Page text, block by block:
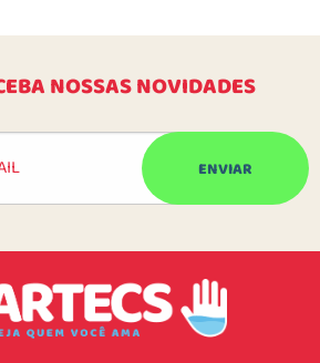
NOSSAS NOVIDADES